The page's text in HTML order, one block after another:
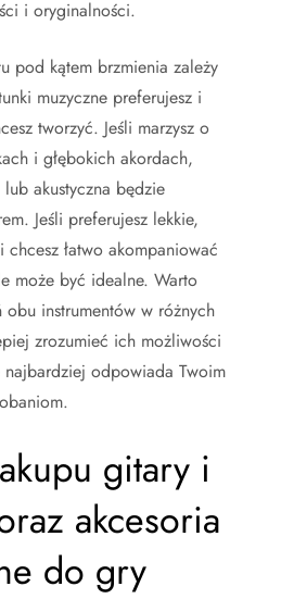
i oryginalności.
pod kątem brzmienia zależy
muzyczne preferujesz i
tworzyć. Jeśli marzysz o
i głębokich akordach,
akustyczna będzie
Jeśli preferujesz lekkie,
łatwo akompaniować
może być idealne. Warto
obu instrumentów w różnych
zrozumieć ich możliwości
odpowiada Twoim
gitary i
akcesoria
do gry